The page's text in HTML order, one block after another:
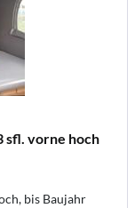
sfl. vorne hoch
bis Baujahr